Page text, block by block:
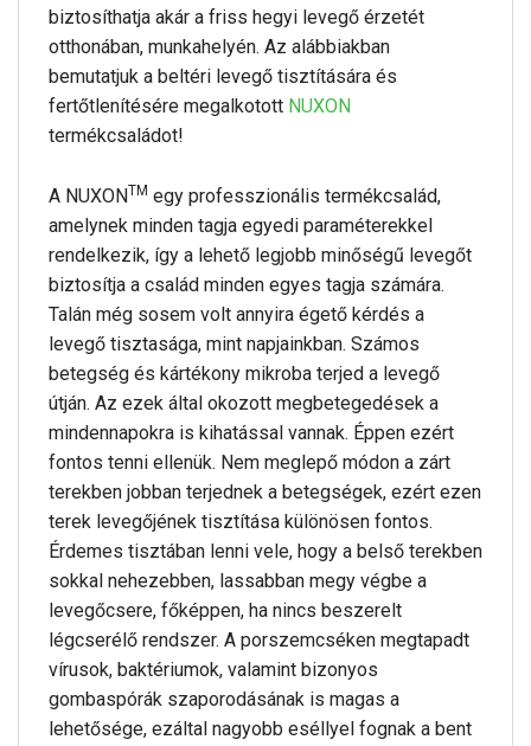
biztosíthatja akár a friss hegyi levegő érzetét
otthonában, munkahelyén. Az alábbiakban
bemutatjuk a beltéri levegő tisztítására és
fertőtlenítésére megalkotott NUXON
termékcsaládot!
A NUXONTM egy professzionális termékcsalád,
amelynek minden tagja egyedi paraméterekkel
rendelkezik, így a lehető legjobb minőségű levegőt
biztosítja a család minden egyes tagja számára.
Talán még sosem volt annyira égető kérdés a
levegő tisztasága, mint napjainkban. Számos
betegség és kártékony mikroba terjed a levegő
útján. Az ezek által okozott megbetegedések a
mindennapokra is kihatással vannak. Éppen ezért
fontos tenni ellenük. Nem meglepő módon a zárt
terekben jobban terjednek a betegségek, ezért ezen
terek levegőjének tisztítása különösen fontos.
Érdemes tisztában lenni vele, hogy a belső terekben
sokkal nehezebben, lassabban megy végbe a
levegőcsere, főképpen, ha nincs beszerelt
légcserélő rendszer. A porszemcséken megtapadt
vírusok, baktériumok, valamint bizonyos
gombaspórák szaporodásának is magas a
lehetősége, ezáltal nagyobb eséllyel fognak a bent